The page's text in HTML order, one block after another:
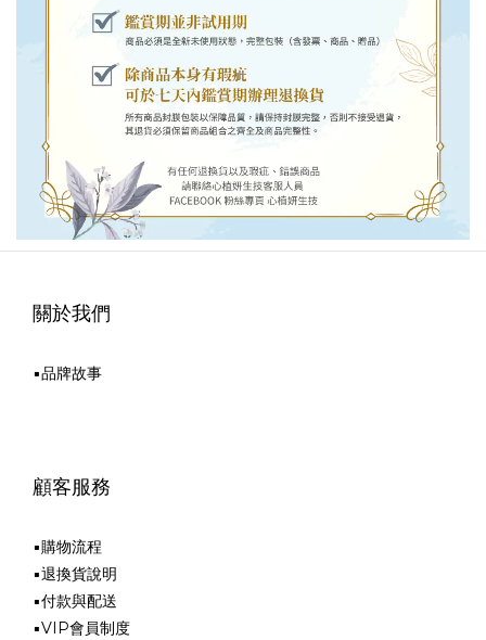
關於我們
▪品牌故事
顧客服務
▪購物流程
▪退換貨說明
▪付款與配送
▪VIP會員制度